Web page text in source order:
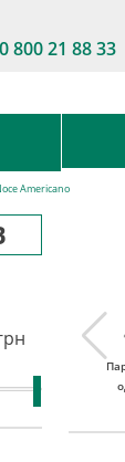
0 800 21 88 33
Americano